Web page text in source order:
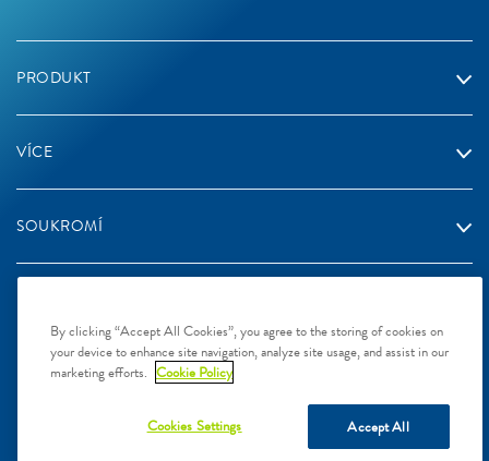
PRODUKT
VÍCE
SOUKROMÍ
2023 Galderma laboratories, L.P. Czech Republic. All rights
reserved. All trademarks are the property of their respective owners.
This site is intended for Czech Republic audiences only
By clicking “Accept All Cookies”, you agree to the storing of cookies on
your device to enhance site navigation, analyze site usage, and assist in our
marketing efforts. Cookie Policy
Accept All
Cookies Settings